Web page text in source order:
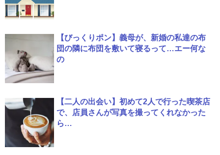
【びっくりポン】義母が、新婚の私達の布
団の隣に布団を敷いて寝るって…エー何な
の
【二人の出会い】初めて2人で行った喫茶店
で、店員さんが写真を撮ってくれなかった
ら…